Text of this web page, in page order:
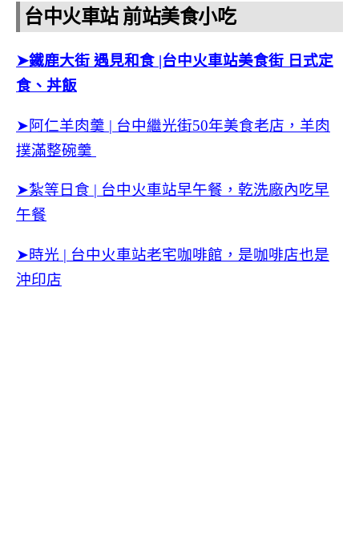
台中火車站 前站美食小吃
➤鐵鹿大街 遇見和食 |台中火車站美食街 日式定
食、丼飯
➤阿仁羊肉羹 | 台中繼光街50年美食老店，羊肉
撲滿整碗羹
➤紮等日食 | 台中火車站早午餐，乾洗廠內吃早
午餐
➤時光 | 台中火車站老宅咖啡館，是咖啡店也是
沖印店